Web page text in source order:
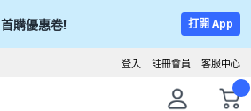
首購優惠卷! 打開 App
客服中心
註冊會員
登入